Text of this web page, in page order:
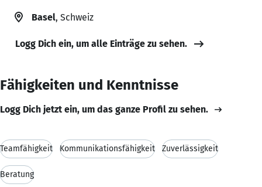
Basel, Schweiz
Logg Dich ein, um alle Einträge zu sehen.
Fähigkeiten und Kenntnisse
Logg Dich jetzt ein, um das ganze Profil zu sehen.
Teamfähigkeit Kommunikationsfähigkeit Zuverlässigkeit
Beratung